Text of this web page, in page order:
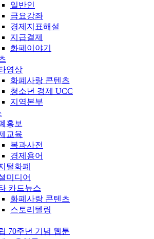
일반인
금요강좌
경제지표해설
지급결제
화폐이야기
영상
화폐사랑 콘텐츠
청소년 경제 UCC
지역본부
홍보
교육
복과사전
경제용어
털화폐
미디어
카드뉴스
화폐사랑 콘텐츠
스토리텔링
70주년 기념 웹툰